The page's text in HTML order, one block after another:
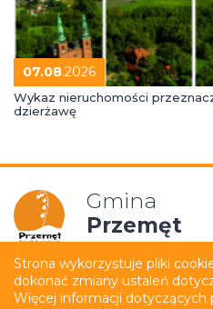
07.08.2026
Wykaz nieruchomości
dzierżawę
Gmina
Przemęt
Mapa strony
Strona wykorzystuje pliki
dokonać zmiany ustaleń
Więcej informacji dotyczących